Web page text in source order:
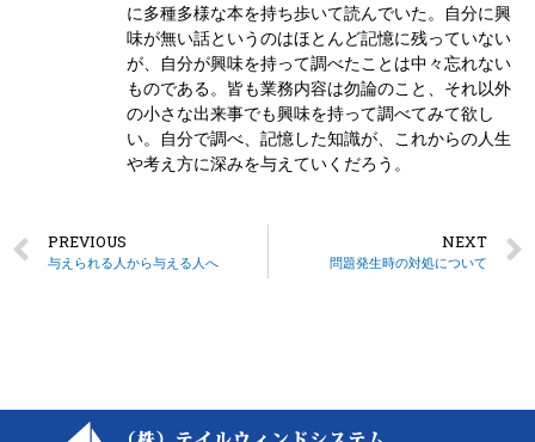
に多種多様な本を持ち歩いて読んでいた。自分に興
味が無い話というのはほとんど記憶に残っていない
が、自分が興味を持って調べたことは中々忘れない
ものである。皆も業務内容は勿論のこと、それ以外
の小さな出来事でも興味を持って調べてみて欲し
い。自分で調べ、記憶した知識が、これからの人生
や考え方に深みを与えていくだろう。
PREVIOUS
与えられる人から与える人へ
NEXT
問題発生時の対処について